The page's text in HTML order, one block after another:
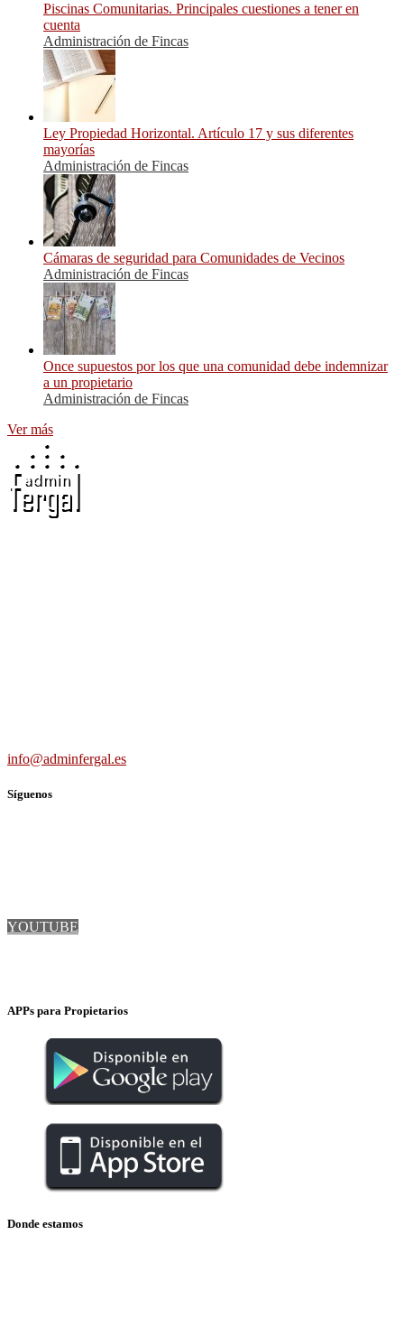
Piscinas Comunitarias. Principales cuestiones a tener en
cuenta
Administración de Fincas
Ley Propiedad Horizontal. Artículo 17 y sus diferentes
mayorías
Administración de Fincas
Cámaras de seguridad para Comunidades de Vecinos
Administración de Fincas
Once supuestos por los que una comunidad debe indemnizar
a un propietario
Administración de Fincas
Ver más
info@adminfergal.es
Síguenos
YOUTUBE
APPs para Propietarios
Donde estamos